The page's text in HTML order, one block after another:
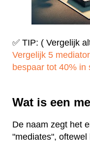
✅ TIP: ( Vergelijk
Vergelijk 5
bespaar tot 40% in
Wat is een
De naam zegt het
"mediates", oftewel